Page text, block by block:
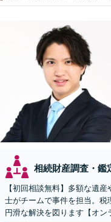
相続財産調査・鑑
【初回相談無料】多額な遺
士がチームで事件を担当。税
円滑な解決を図ります【オン